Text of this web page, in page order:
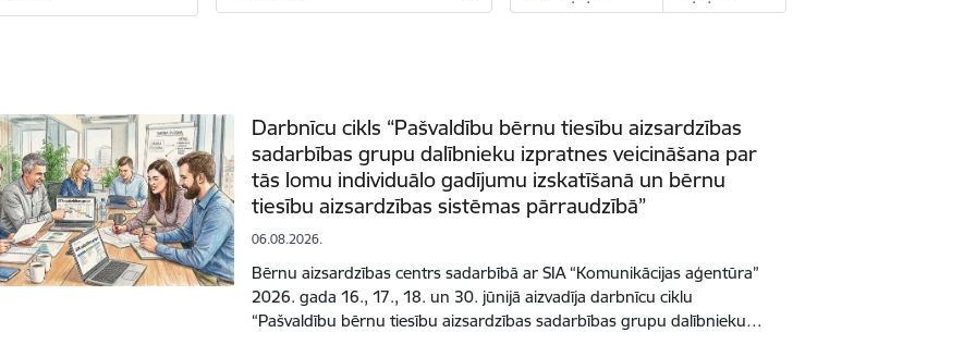
Darbnīcu cikls “Pašvaldību bērnu tiesību aizsardzības
sadarbības grupu dalībnieku izpratnes veicināšana par
tās lomu individuālo gadījumu izskatīšanā un bērnu
tiesību aizsardzības sistēmas pārraudzībā”
06.08.2026.
Bērnu aizsardzības centrs sadarbībā ar SIA “Komunikācijas aģentūra”
2026. gada 16., 17., 18. un 30. jūnijā aizvadīja darbnīcu ciklu
“Pašvaldību bērnu tiesību aizsardzības sadarbības grupu dalībnieku…